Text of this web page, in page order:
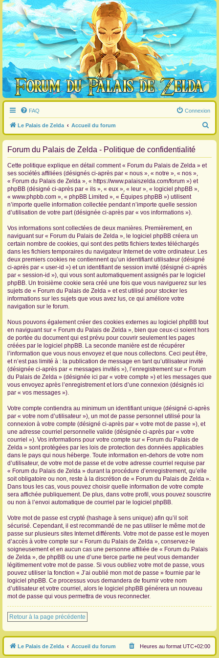
FAQ Connexion
Le Palais de Zelda Accueil du forum
e
Forum du Palais de Zelda - Politique de confidentialité
Cette politique explique en détail comment « Forum du Palais de Zelda » et
ses sociétés affiliées (désignés ci-après par « nous », « notre », « nos »,
« Forum du Palais de Zelda », « https://www.palaiszelda.com/forum ») et
phpBB (désigné ci-après par « ils », « eux », « leur », « logiciel phpBB »,
« www.phpbb.com », « phpBB Limited », « Équipes phpBB ») utilisent
n’importe quelle information collectée pendant n’importe quelle session
d’utilisation de votre part (désignée ci-après par « vos informations »).
Vos informations sont collectées de deux manières. Premièrement, en
naviguant sur « Forum du Palais de Zelda », le logiciel phpBB créera un
certain nombre de cookies, qui sont des petits fichiers textes téléchargés
dans les fichiers temporaires du navigateur Internet de votre ordinateur. Les
deux premiers cookies ne contiennent qu’un identifiant utilisateur (désigné
ci-après par « user-id ») et un identifiant de session invité (désigné ci-après
par « session-id »), qui vous sont automatiquement assignés par le logiciel
phpBB. Un troisième cookie sera créé une fois que vous naviguerez sur les
sujets de « Forum du Palais de Zelda » et est utilisé pour stocker les
informations sur les sujets que vous avez lus, ce qui améliore votre
navigation sur le forum.
Nous pouvons également créer des cookies externes au logiciel phpBB tout
en naviguant sur « Forum du Palais de Zelda », bien que ceux-ci soient hors
de portée du document qui est prévu pour couvrir seulement les pages
créées par le logiciel phpBB. La seconde manière est de récupérer
l’information que vous nous envoyez et que nous collectons. Ceci peut être,
et n’est pas limité à : la publication de message en tant qu’utilisateur invité
(désignée ci-après par « messages invités »), l’enregistrement sur « Forum
du Palais de Zelda » (désignée ici par « votre compte ») et les messages que
vous envoyez après l’enregistrement et lors d’une connexion (désignés ici
par « vos messages »).
Votre compte contiendra au minimum un identifiant unique (désigné ci-après
par « votre nom d’utilisateur »), un mot de passe personnel utilisé pour la
connexion à votre compte (désigné ci-après par « votre mot de passe »), et
une adresse courriel personnelle valide (désignée ci-après par « votre
courriel »). Vos informations pour votre compte sur « Forum du Palais de
Zelda » sont protégées par les lois de protection des données applicables
dans le pays qui nous héberge. Toute information en-dehors de votre nom
d’utilisateur, de votre mot de passe et de votre adresse courriel requise par
« Forum du Palais de Zelda » durant la procédure d’enregistrement, qu’elle
soit obligatoire ou non, reste à la discrétion de « Forum du Palais de Zelda ».
Dans tous les cas, vous pouvez choisir quelle information de votre compte
sera affichée publiquement. De plus, dans votre profil, vous pouvez souscrire
ou non à l’envoi automatique de courriel par le logiciel phpBB.
Votre mot de passe est crypté (hashage à sens unique) afin qu’il soit
sécurisé. Cependant, il est recommandé de ne pas utiliser le même mot de
passe sur plusieurs sites Internet différents. Votre mot de passe est le moyen
d’accès à votre compte sur « Forum du Palais de Zelda », conservez-le
soigneusement et en aucun cas une personne affiliée de « Forum du Palais
de Zelda », de phpBB ou une d’une tierce partie ne peut vous demander
légitimement votre mot de passe. Si vous oubliez votre mot de passe, vous
pouvez utiliser la fonction « J’ai oublié mon mot de passe » fournie par le
logiciel phpBB. Ce processus vous demandera de fournir votre nom
d’utilisateur et votre courriel, alors le logiciel phpBB générera un nouveau
mot de passe qui vous permettra de vous reconnecter.
Retour à la page précédente
Le Palais de Zelda Accueil du forum Heures au format UTC+02:00